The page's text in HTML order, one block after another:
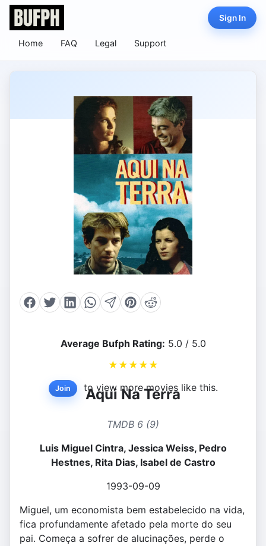
Home FAQ Legal Support
Sign In
Average Bufph Rating: 5.0 / 5.0
★ ★ ★ ★ ★
Join to view more movies like this.
Aqui Na Terra
TMDB 6 (9)
Luis Miguel Cintra, Jessica Weiss, Pedro
Hestnes, Rita Dias, Isabel de Castro
1993-09-09
Miguel, um economista bem estabelecido na vida,
fica profundamente afetado pela morte do seu
pai. Começa a sofrer de alucinações, perde o